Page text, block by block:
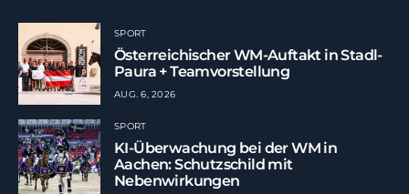
SPORT
Österreichischer WM-Auftakt in Stadl-
Paura + Teamvorstellung
AUG. 6, 2026
SPORT
KI-Überwachung bei der WM in
Aachen: Schutzschild mit
Nebenwirkungen